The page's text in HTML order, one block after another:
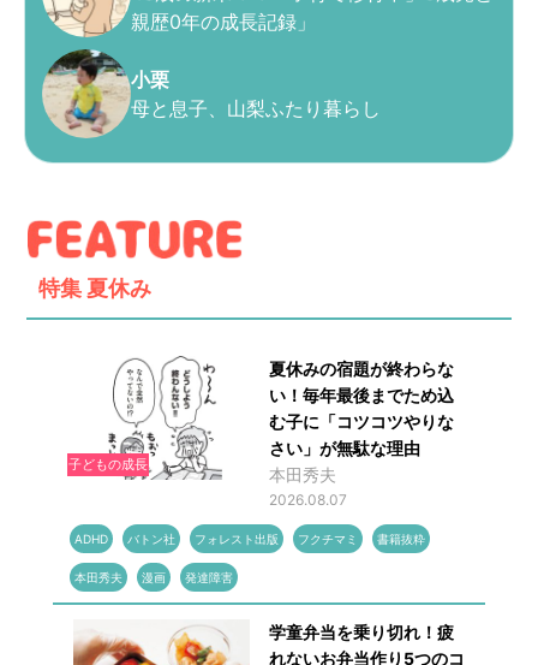
親歴0年の成長記録」
小栗
母と息子、山梨ふたり暮らし
特集 夏休み
子どもの成長
夏休みの宿題が終わらな
い！毎年最後までため込
む子に「コツコツやりな
さい」が無駄な理由
本田秀夫
2026.08.07
ADHD バトン社 フォレスト出版 フクチマミ 書籍抜粋
本田秀夫 漫画 発達障害
学童弁当を乗り切れ！疲
れないお弁当作り5つのコ